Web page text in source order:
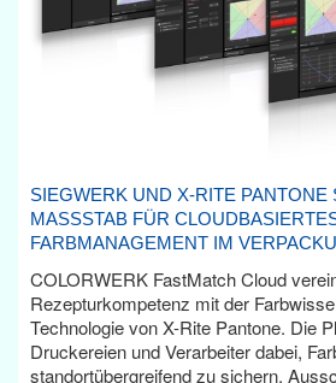
SIEGWERK UND X-RITE PANTONE
MASSSTAB FÜR CLOUDBASIERTES
ARBMANAGEMENT IM
COLORWERK FastMatch Cloud
Rezepturkompetenz mit der
Technologie von X-Rite Pantone. Die
Druckereien und Verarbeiter dabei,
standortübergreifend zu sichern,